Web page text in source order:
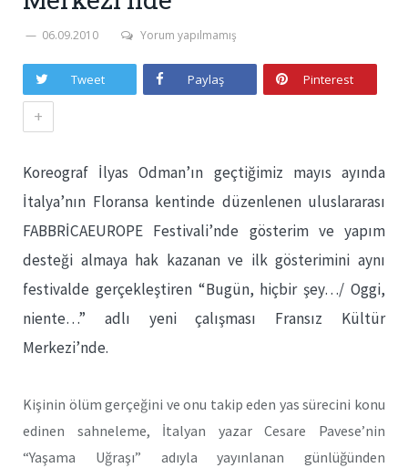
06.09.2010 Yorum yapılmamış
Tweet Paylaş Pinterest
+
Koreograf İlyas Odman’ın geçtiğimiz mayıs ayında
İtalya’nın Floransa kentinde düzenlenen uluslararası
FABBRİCAEUROPE Festivali’nde gösterim ve yapım
desteği almaya hak kazanan ve ilk gösterimini aynı
festivalde gerçekleştiren “Bugün, hiçbir şey…/ Oggi,
niente…” adlı yeni çalışması Fransız Kültür
Merkezi’nde.
Kişinin ölüm gerçeğini ve onu takip eden yas sürecini konu
edinen sahneleme, İtalyan yazar Cesare Pavese’nin
“Yaşama Uğraşı” adıyla yayınlanan günlüğünden